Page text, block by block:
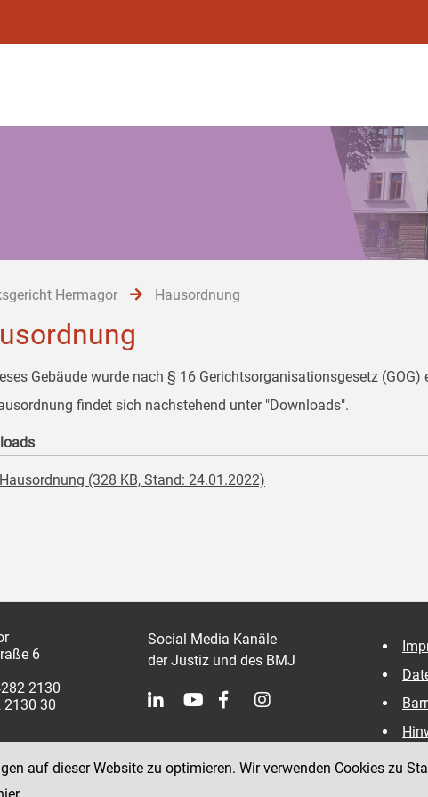
Hermagor Hausordnung
Gebäude wurde nach § 16 Gerichtsorganisationsgesetz
findet sich nachstehend unter "Downloads".
Hausordnung (328 KB, Stand: 24.01.2022)
6
2130
2130 30
Social Media Kanäle
der Justiz und des BMJ
auf dieser Website zu optimieren. Wir verwenden Cookies zu